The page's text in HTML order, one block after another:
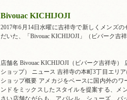
Bivouac KICHIJOJI
2017年6月14日水曜に吉祥寺で新しくメンズ
だいた、「Bivouac KICHIJOJI」（ビバーク吉
店舗名 Bivouac KICHIJOJI（ビバーク吉祥寺）
ショップ） ニュース 吉祥寺の本町3丁目エリ
ショップ概要 アメカジをベースに国内外の
ンドをミックスしたスタイルを提案する、メ